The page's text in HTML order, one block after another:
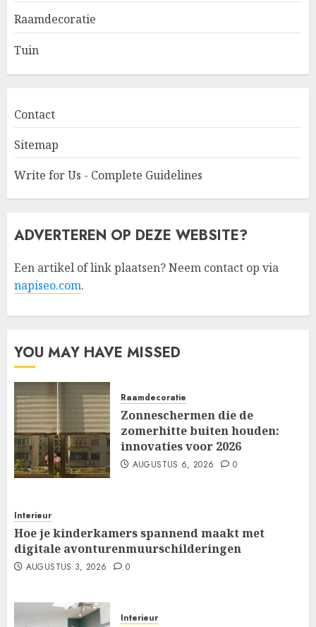
Raamdecoratie
Tuin
Contact
Sitemap
Write for Us - Complete Guidelines
ADVERTEREN OP DEZE WEBSITE?
Een artikel of link plaatsen? Neem contact op via
napiseo.com.
YOU MAY HAVE MISSED
Raamdecoratie
Zonneschermen die de
zomerhitte buiten houden:
innovaties voor 2026
AUGUSTUS 6, 2026 0
Interieur
Hoe je kinderkamers spannend maakt met
digitale avonturenmuurschilderingen
AUGUSTUS 3, 2026 0
Interieur